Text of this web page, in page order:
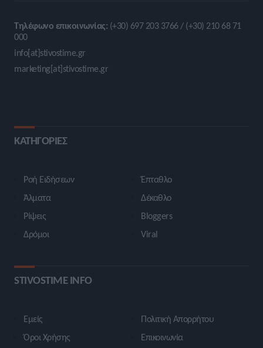
Τηλέφωνο επικοινωνίας: (+30) 697 203 3766 / (+30) 210 68 71
000
info[at]stivostime.gr
marketing[at]stivostime.gr
ΚΑΤΗΓΟΡΙΕΣ
Ροή Ειδήσεων
Άλματα
Ρίψεις
Δρόμοι
Έπταθλο
Δέκαθλο
Bloggers
Viral
STIVOSTIME INFO
Εμείς
Όροι Χρήσης
Πολιτική Απορρήτου
Επικοινωνία